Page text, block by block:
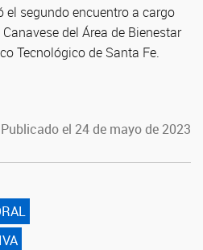
el segundo encuentro a cargo
del Área de Bienestar
Tecnológico de Santa Fe.
en Twitter
Publicado el 24 de mayo de 2023